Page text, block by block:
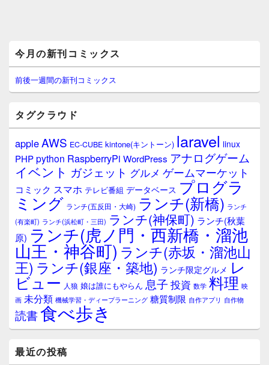
イ
ン
サ
イ
ウ
ィ
ジ
ェ
ア
今月の新刊コミックス
前後一週間の新刊コミックス
タグクラウド
appleAWS EC-CUBE kintone(キントーン) laravel linux
PHPpython RaspberryPi WordPress アナログゲーム
イベント ガジェット グルメ ゲームマーケット
コミック スマホ テレビ番組 データベース プログラ
ミング ランチ(五反田・大崎) ランチ(新橋) ランチ
(有楽町) ランチ(浜松町・三田) ランチ(神保町) ランチ(秋葉
原) ランチ(虎ノ門・西新橋・溜池
山王・神谷町) ランチ(赤坂・溜池山
王) ランチ(銀座・築地) ランチ限定グルメ レ
ビュー 人狼 娘は誰にもやらん 息子 投資 数学 料理 映
画 未分類 機械学習・ディープラーニング 糖質制限 自作アプリ 自作物
読書食べ歩き
最近の投稿